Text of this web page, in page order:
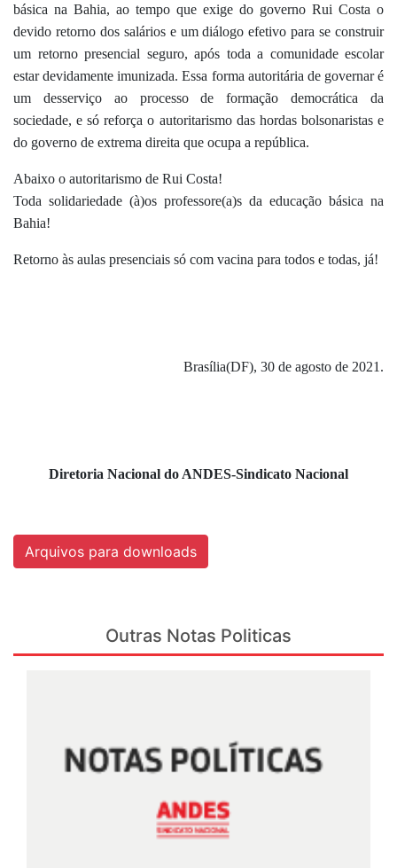
básica na Bahia, ao tempo que exige do governo Rui Costa o
devido retorno dos salários e um diálogo efetivo para se construir
um retorno presencial seguro, após toda a comunidade escolar
estar devidamente imunizada. Essa forma autoritária de governar é
um desserviço ao processo de formação democrática da
sociedade, e só reforça o autoritarismo das hordas bolsonaristas e
do governo de extrema direita que ocupa a república.
Abaixo o autoritarismo de Rui Costa!
Toda solidariedade (à)os professore(a)s da educação básica na
Bahia!
Retorno às aulas presenciais só com vacina para todos e todas, já!
Brasília(DF), 30 de agosto de 2021.
Diretoria Nacional do ANDES-Sindicato Nacional
Arquivos para downloads
Outras Notas Politicas